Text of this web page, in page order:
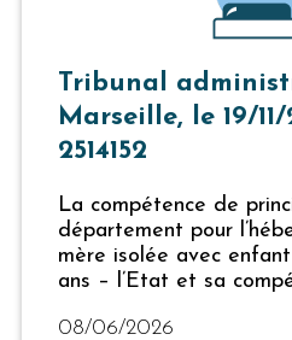
Tribunal
Marseille, le 19/11/
2514152
La compétence de
département pour
mère isolée avec
ans – l’Etat et sa
08/06/2026